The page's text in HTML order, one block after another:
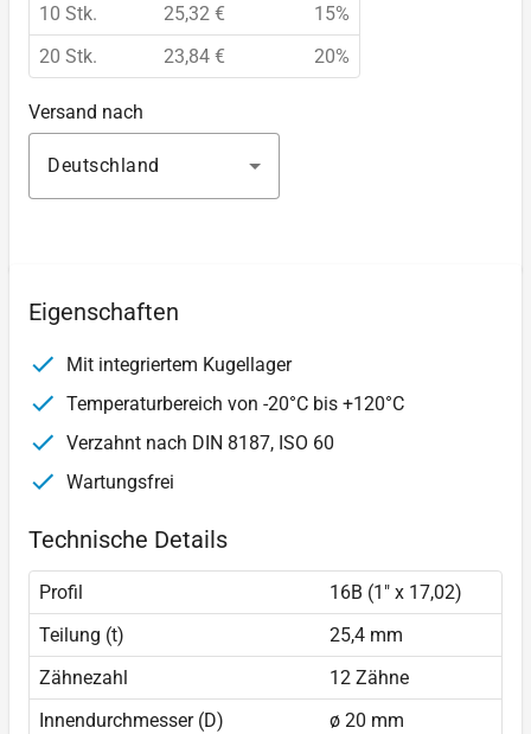
10 Stk.
25,32 €
15%
20 Stk.
23,84 € 20%
Versand nach
Deutschland
Eigenschaften
Mit integriertem Kugellager
Temperaturbereich von -20°C bis +120°C
Verzahnt nach DIN 8187, ISO 60
Wartungsfrei
Technische Details
Profil
16B (1" x 17,02)
Teilung (t)
25,4 mm
Zähnezahl
12 Zähne
Innendurchmesser (D)
ø 20 mm